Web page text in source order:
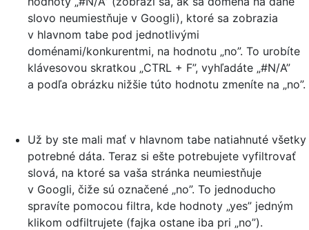
slovo neumiestňuje v Googli), ktoré sa zobrazia
v hlavnom tabe pod jednotlivými
doménami/konkurentmi, na hodnotu „no”. To urobíte
klávesovou skratkou „CTRL + F”, vyhľadáte „#N/A”
a podľa obrázku nižšie túto hodnotu zmeníte na „no”.
Už by ste mali mať v hlavnom tabe natiahnuté všetky
potrebné dáta. Teraz si ešte potrebujete vyfiltrovať
slová, na ktoré sa vaša stránka neumiestňuje
v Googli, čiže sú označené „no”. To jednoducho
spravíte pomocou filtra, kde hodnoty „yes” jedným
klikom odfiltrujete (fajka ostane iba pri „no”).